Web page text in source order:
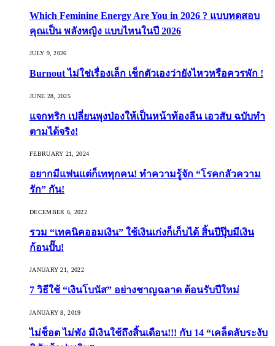
Which Feminine Energy Are You in 2026 ? แบบทดสอบ
คุณเป็น พลังหญิง แบบไหนในปี 2026
JULY 9, 2026
Burnout ไม่ใช่เรื่องเล็ก เช็กตัวเองว่ายังไหวหรือควรพัก !
JUNE 28, 2025
แจกทริก เปลี่ยนพุงป่องให้เป็นหน้าท้องลีน เอวสับ ฉบับทำ
ตามได้จริง!
FEBRUARY 21, 2024
อยากมีแฟนแต่ก็เททุกคน! ทำความรู้จัก “โรคกลัวความ
รัก” กัน!
DECEMBER 6, 2022
รวม “เทคนิคออมเงิน” ใช้เงินเก่งก็เก็บได้ สิ้นปีปุ๊บมีเงิน
ก้อนปั๊บ!
JANUARY 21, 2022
7 วิธีใช้ “เงินโบนัส” อย่างชาญฉลาด ต้อนรับปีใหม่
JANUARY 8, 2019
ไม่ช็อต ไม่พัง มีเงินใช้ถึงสิ้นเดือน!!! กับ 14 “เคล็ดลับระงับ